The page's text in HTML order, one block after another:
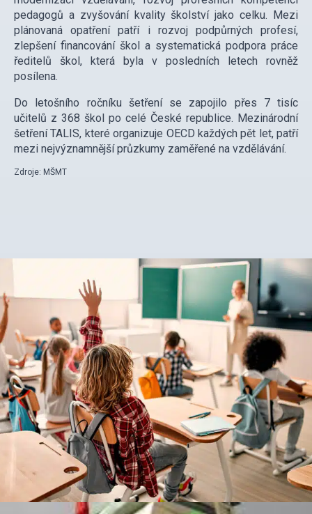
pedagogů a zvyšování kvality školství jako celku. Mezi
plánovaná opatření patří i rozvoj podpůrných profesí,
zlepšení financování škol a systematická podpora práce
ředitelů škol, která byla v posledních letech rovněž
posílena.
Do letošního ročníku šetření se zapojilo přes 7 tisíc
učitelů z 368 škol po celé České republice. Mezinárodní
šetření TALIS, které organizuje OECD každých pět let, patří
mezi nejvýznamnější průzkumy zaměřené na vzdělávání.
Zdroje: MŠMT